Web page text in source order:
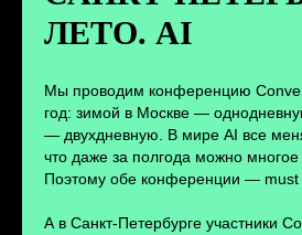
ЛЕТО. AI
Мы проводим конференцию
год: зимой в Москве —
— двухдневную. В мире AI все
что даже за полгода можно многое
Поэтому обе конференции — must
А в Санкт-Петербурге участники